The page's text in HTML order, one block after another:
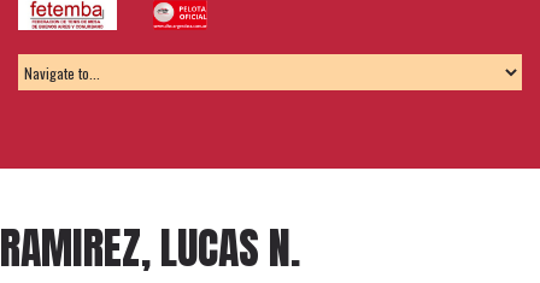
RAMIREZ, LUCAS N.